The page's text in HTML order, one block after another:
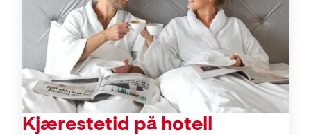
Kjærestetid på hotell